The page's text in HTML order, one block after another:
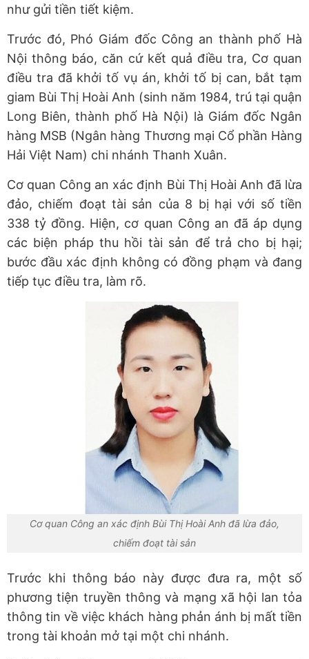
như gửi tiền tiết kiệm.
Trước đó, Phó Giám đốc Công an thành phố Hà
Nội thông báo, căn cứ kết quả điều tra, Cơ quan
điều tra đã khởi tố vụ án, khởi tố bị can, bắt tạm
giam Bùi Thị Hoài Anh (sinh năm 1984, trú tại quận
Long Biên, thành phố Hà Nội) là Giám đốc Ngân
hàng MSB (Ngân hàng Thương mại Cổ phần Hàng
Hải Việt Nam) chi nhánh Thanh Xuân.
Cơ quan Công an xác định Bùi Thị Hoài Anh đã lừa
đảo, chiếm đoạt tài sản của 8 bị hại với số tiền
338 tỷ đồng. Hiện, cơ quan Công an đã áp dụng
các biện pháp thu hồi tài sản để trả cho bị hại;
bước đầu xác định không có đồng phạm và đang
tiếp tục điều tra, làm rõ.
Cơ quan Công an xác định Bùi Thị Hoài Anh đã lừa đảo,
chiếm đoạt tài sản
Trước khi thông báo này được đưa ra, một số
phương tiện truyền thông và mạng xã hội lan tỏa
thông tin về việc khách hàng phản ánh bị mất tiền
trong tài khoản mở tại một chi nhánh.